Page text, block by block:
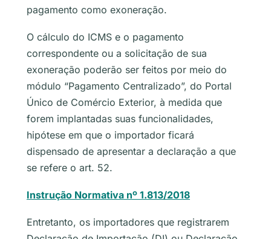
pagamento como exoneração.
O cálculo do ICMS e o pagamento
correspondente ou a solicitação de sua
exoneração poderão ser feitos por meio do
módulo “Pagamento Centralizado”, do Portal
Único de Comércio Exterior, à medida que
forem implantadas suas funcionalidades,
hipótese em que o importador ficará
dispensado de apresentar a declaração a que
se refere o art. 52.
Instrução Normativa nº 1.813/2018
Entretanto, os importadores que registrarem